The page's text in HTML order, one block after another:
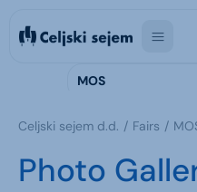
MOS
Celjski sejem d.d. Fairs
Photo